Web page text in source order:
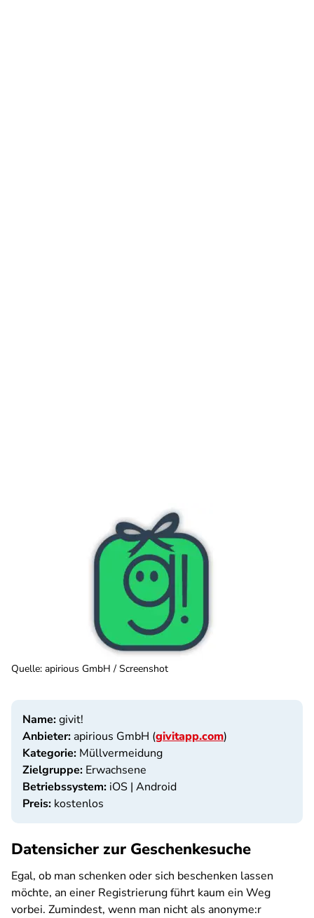
Quelle: apirious GmbH / Screenshot
Name:givit!
Anbieter:apirious GmbH (givitapp.com)
Kategorie: Müllvermeidung
Zielgruppe: Erwachsene
Betriebssystem: iOS | Android
Preis: kostenlos
Datensicher zur Geschenkesuche
Egal, ob man schenken oder sich beschenken lassen
möchte, an einer Registrierung führt kaum ein Weg
vorbei. Zumindest, wenn man nicht als anonyme:r